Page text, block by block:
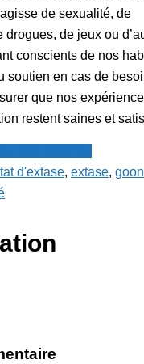
de sexualité, de
drogues, de jeux ou
conscients de nos
soutien en cas de
que nos
restent saines et
d'extase, extase,